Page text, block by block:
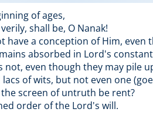
of ages,
shall be, O Nanak!
have a conception of Him,
absorbed in Lord's
even though they may pile
of wits, but not even one
screen of untruth be rent?
order of the Lord's will.